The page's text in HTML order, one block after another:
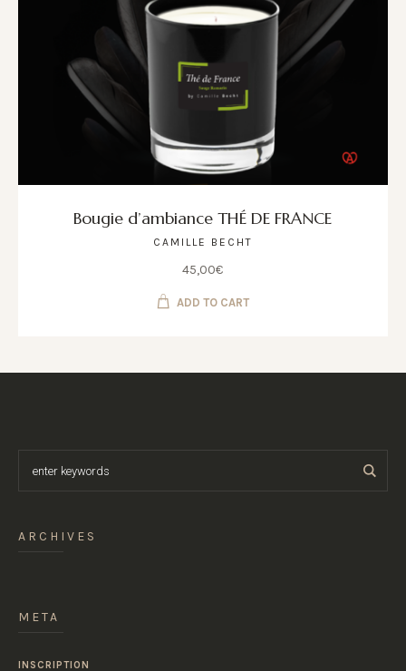
Bougie d’ambiance THÉ DE FRANCE
CAMILLE BECHT
45,00€
ADD TO CART
ARCHIVES
META
INSCRIPTION